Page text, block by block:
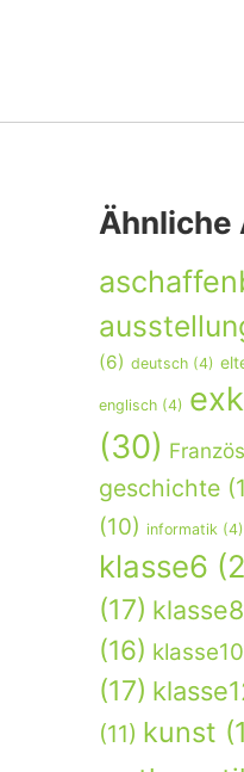
Ähnliche
(6) deutsch (4)
englisch (4)
(30)
geschichte
(10) informatik (4)
klasse6
(17) klasse8
(16) klasse10
(17)
(11) kunst